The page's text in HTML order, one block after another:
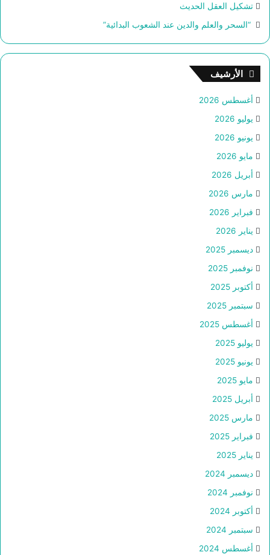
تشكيل العقل الحديث
“السحر والعلم والدين عند الشعوب البدائية”
الأرشيف
أغسطس 2026
يوليو 2026
يونيو 2026
مايو 2026
أبريل 2026
مارس 2026
فبراير 2026
يناير 2026
ديسمبر 2025
نوفمبر 2025
أكتوبر 2025
سبتمبر 2025
أغسطس 2025
يوليو 2025
يونيو 2025
مايو 2025
أبريل 2025
مارس 2025
فبراير 2025
يناير 2025
ديسمبر 2024
نوفمبر 2024
أكتوبر 2024
سبتمبر 2024
أغسطس 2024